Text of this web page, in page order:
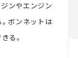
ンやエンジン
ボンネットは
る。